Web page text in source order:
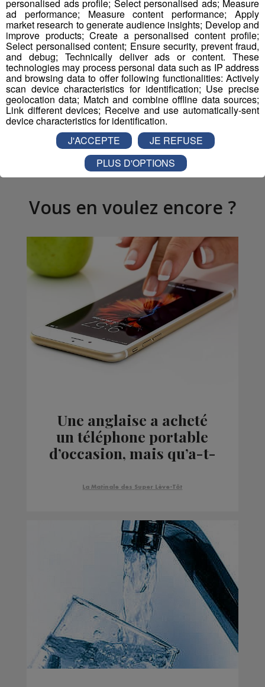
Inscrivez-vous ici
Partager sur Facebook
Partager sur Twitter
Vous en voulez encore ?
Une anglaise a acheté
un téléphone portable
d’occasion, mais qu’a-t-
d’exceptionnel à
La Matinale des Super Lève-Tôt
personalised ads profile; Select personalised ads; Measure
ad performance; Measure content performance; Apply
market research to generate audience insights; Develop and
improve products; Create a personalised content profile;
Select personalised content; Ensure security, prevent fraud,
and debug; Technically deliver ads or content. These
technologies may process personal data such as IP address
and browsing data to offer following functionalities: Actively
scan device characteristics for identification; Use precise
geolocation data; Match and combine offline data sources;
Link different devices; Receive and use automatically-sent
device characteristics for identification.
J'ACCEPTE
JE REFUSE
PLUS D'OPTIONS